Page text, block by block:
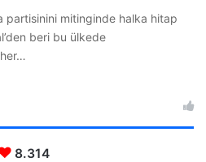
partisinini mitinginde halka hitap
beri bu ülkede
8.314